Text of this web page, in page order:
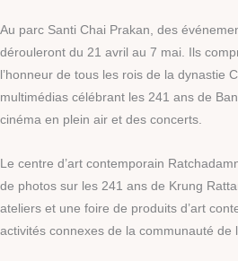
Au parc Santi Chai Prakan, des
dérouleront du 21 avril au 7 mai. Ils
l’honneur de tous les rois de la dynastie
multimédias célébrant les 241 ans de
cinéma en plein air et des concerts.
Le centre d’art contemporain
de photos sur les 241 ans de Krung
ateliers et une foire de produits d’art
activités connexes de la communauté de